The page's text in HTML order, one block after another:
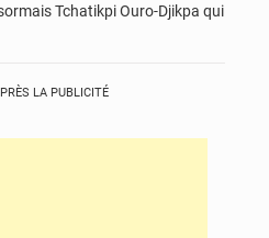
Tchatikpi Ouro-Djikpa qui
LA PUBLICITÉ